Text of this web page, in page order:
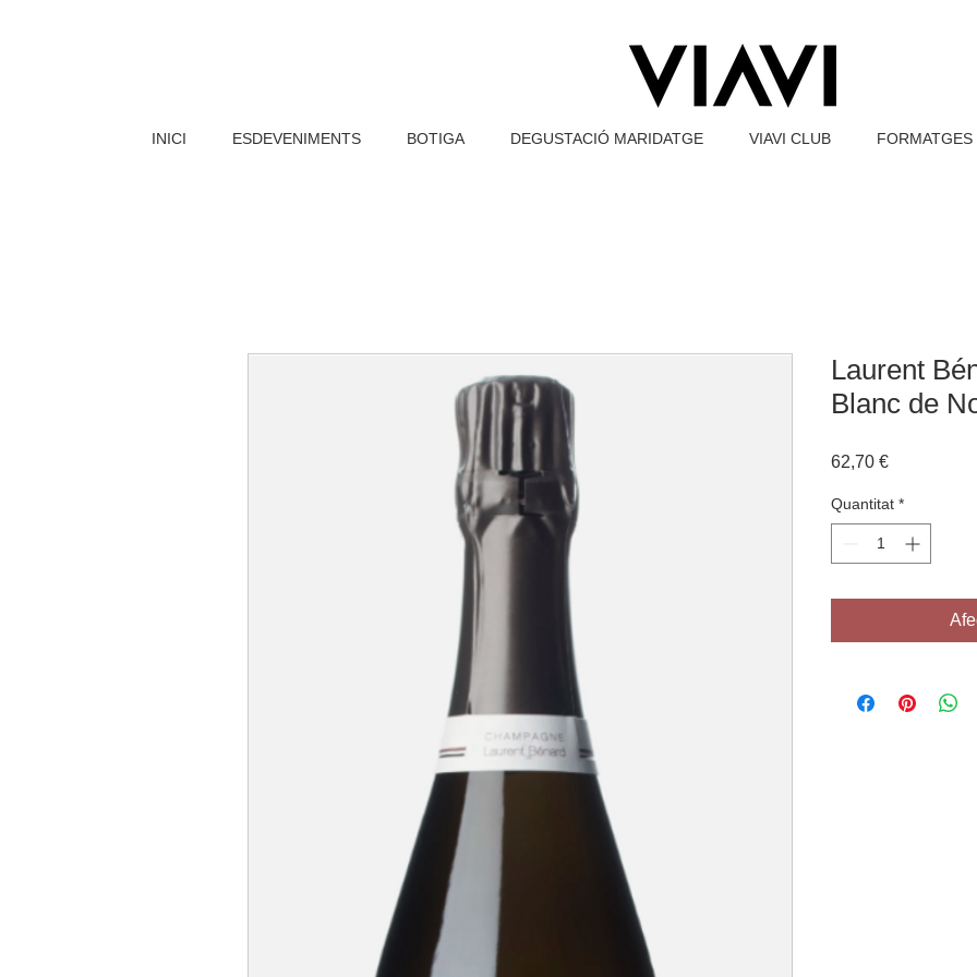
INICI ESDEVENIMENTS BOTIGA DEGUSTACIÓ MARIDATGE VIAVI CLUB
Laurent
Blanc de
62,70 €Price
Quantitat *